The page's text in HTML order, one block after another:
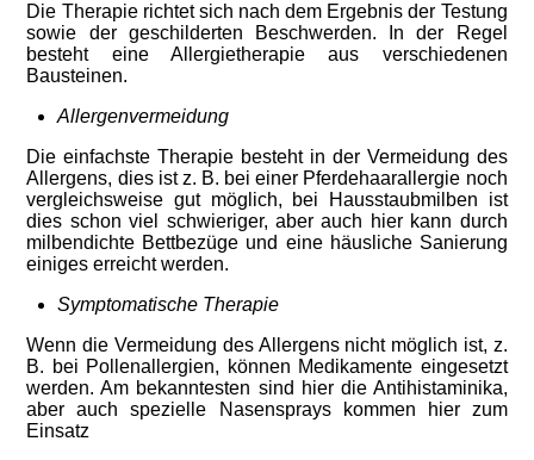
Die Therapie richtet sich nach dem Ergebnis der Testung
sowie der geschilderten Beschwerden. In der Regel
besteht eine Allergietherapie aus verschiedenen
Bausteinen.
Allergenvermeidung
Die einfachste Therapie besteht in der Vermeidung des
Allergens, dies ist z. B. bei einer Pferdehaarallergie noch
vergleichsweise gut möglich, bei Hausstaubmilben ist
dies schon viel schwieriger, aber auch hier kann durch
milbendichte Bettbezüge und eine häusliche Sanierung
einiges erreicht werden.
Symptomatische Therapie
Wenn die Vermeidung des Allergens nicht möglich ist, z.
B. bei Pollenallergien, können Medikamente eingesetzt
werden. Am bekanntesten sind hier die Antihistaminika,
aber auch spezielle Nasensprays kommen hier zum
Einsatz